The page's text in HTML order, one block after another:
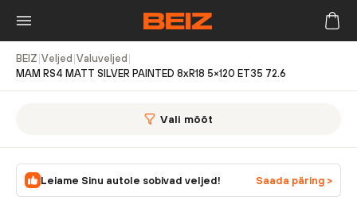
BEIZ Veljed Valuveljed
MAM RS4 MATT SILVER PAINTED 8xR18 5×120 ET35 72.6
Vali mõõt
Leiame Sinu autole sobivad veljed! Saada päring >